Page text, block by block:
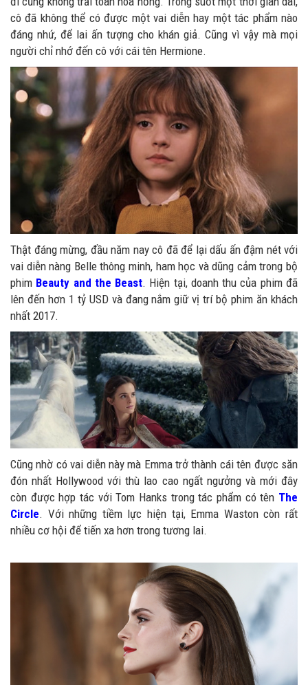
cô đã không thể có được một vai diễn hay một tác phẩm nào
đáng nhứ, để lai ấn tượng cho khán giả. Cũng vì vậy mà mọi
người chỉ nhớ đến cô với cái tên Hermione.
Thật đáng mừng, đầu năm nay cô đã để lại dấu ấn đậm nét với
vai diễn nàng Belle thông minh, ham học và dũng cảm trong bộ
phim Beauty and the Beast. Hiện tại, doanh thu của phim đã
lên đến hơn 1 tỷ USD và đang nắm giữ vị trí bộ phim ăn khách
nhất 2017.
Cũng nhờ có vai diễn này mà Emma trở thành cái tên được săn
đón nhất Hollywood với thù lao cao ngất ngưởng và mới đây
còn được hợp tác với Tom Hanks trong tác phẩm có tên The
Circle. Với những tiềm lực hiện tại, Emma Waston còn rất
nhiều cơ hội để tiến xa hơn trong tương lai.